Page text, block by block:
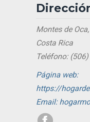
Montes de
Costa Rica
Teléfono:
Página web:
https://
Email: